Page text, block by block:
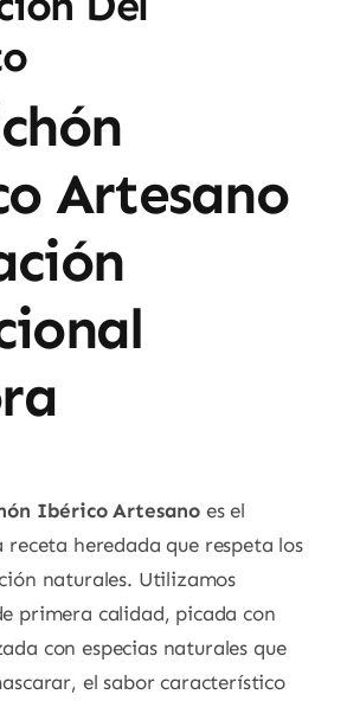
Artesano
Ibérico Artesano es el
receta heredada que respeta los
naturales. Utilizamos
primera calidad, picada con
con especias naturales que
el sabor característico